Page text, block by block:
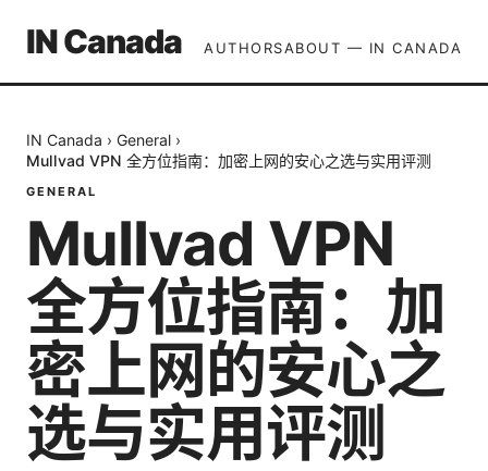
IN Canada AUTHORSABOUT — IN CANADA
IN Canada › General ›
Mullvad VPN 全方位指南：加密上网的安心之选与实用评测
GENERAL
Mullvad VPN
全方位指南：加
密上网的安心之
选与实用评测